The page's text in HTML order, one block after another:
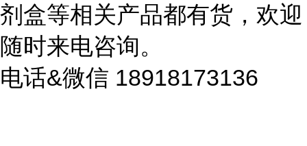
剂盒等相关产品都有货，欢迎
随时来电咨询。
电话&微信 18918173136